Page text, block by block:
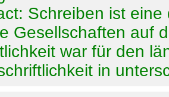
Schreiben ist
Gesellschaften auf
war für den
in